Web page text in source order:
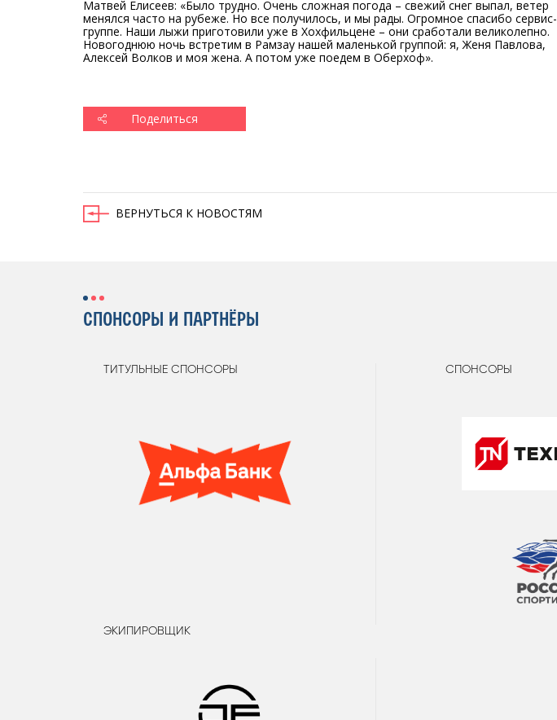
Матвей Елисеев: «Было трудно. Очень сложная погода – свежий снег выпал, ветер
менялся часто на рубеже. Но все получилось, и мы рады. Огромное спасибо сервис-
группе. Наши лыжи приготовили уже в Хохфильцене – они сработали великолепно.
Новогоднюю ночь встретим в Рамзау нашей маленькой группой: я, Женя Павлова,
Алексей Волков и моя жена. А потом уже поедем в Оберхоф».
Поделиться
ВЕРНУТЬСЯ К НОВОСТЯМ
СПОНСОРЫ И ПАРТНЁРЫ
ТИТУЛЬНЫЕ СПОНСОРЫ СПОНСОРЫ
ЭКИПИРОВЩИК